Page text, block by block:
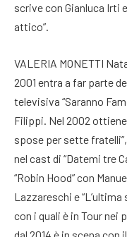
scrive con Gianluca Irti
attico”.
VALERIA MONETTI
2001 entra a far parte
televisiva “Saranno
Filippi. Nel 2002 ottiene
spose per sette
nel cast di “Datemi tre
“Robin Hood” con
Lazzareschi e
con i quali è in Tour
dal 2014 è in scena con